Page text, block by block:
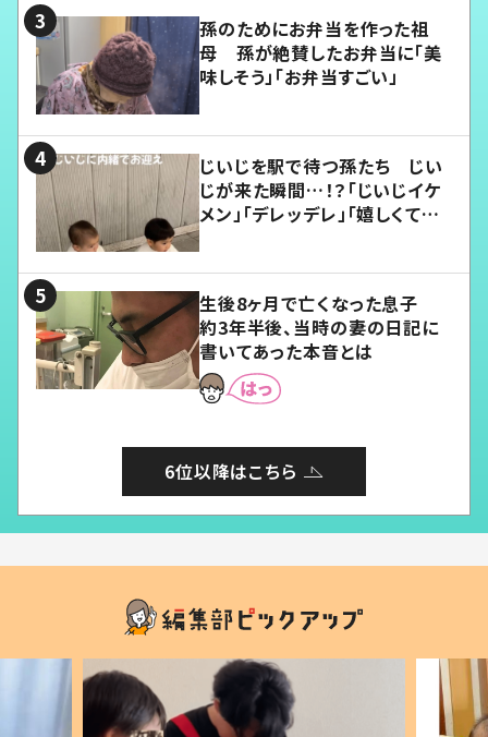
孫のためにお弁当を作った祖
母 孫が絶賛したお弁当に「美
味しそう」「お弁当すごい」
じいじを駅で待つ孫たち じい
じが来た瞬間…！？「じいじイケ
メン」「デレッデレ」「嬉しくて可
生後8ヶ月で亡くなった息子
約3年半後、当時の妻の日記に
書いてあった本音とは
6位以降はこちら